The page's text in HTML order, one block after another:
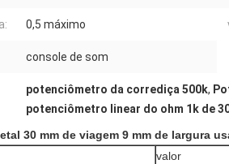
0,5 máximo
console de som
potenciômetro da corrediça 500k,
potenciômetro linear do ohm 1k de
30 mm de viagem 9 mm de largura
valor